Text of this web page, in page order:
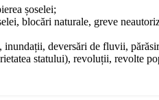
șoselei;
blocări naturale, greve
inundații, deversări de fluvii,
statului), revoluții, revolte